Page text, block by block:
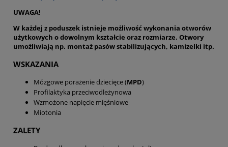
UWAGA!
W każdej z poduszek istnieje możliwość wykonania otworów
użytkowych o dowolnym kształcie oraz rozmiarze. Otwory
umożliwiają np. montaż pasów stabilizujących, kamizelki itp.
WSKAZANIA
Mózgowe porażenie dziecięce (MPD)
Profilaktyka przeciwodleżynowa
Wzmożone napięcie mięśniowe
Miotonia
ZALETY